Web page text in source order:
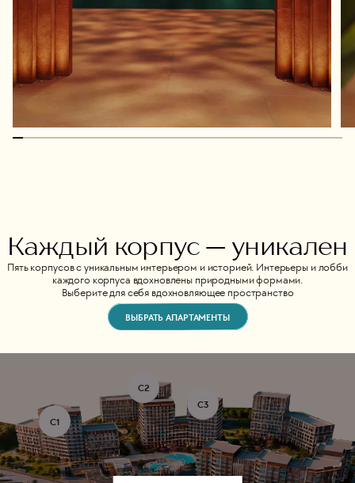
Каждый корпус — уникален
Пять корпусов с уникальным интерьером и историей. Интерьеры и лобби
каждого корпуса вдохновлены природными формами.
Выберите для себя вдохновляющее пространство
ВЫБРАТЬ АПАРТАМЕНТЫ
С1
С2
С3